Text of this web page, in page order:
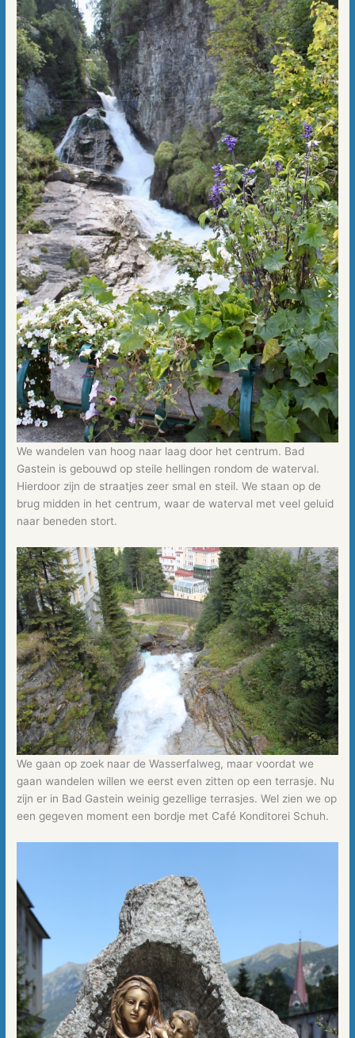
We wandelen van hoog naar laag door het centrum. Bad
Gastein is gebouwd op steile hellingen rondom de waterval.
Hierdoor zijn de straatjes zeer smal en steil. We staan op de
brug midden in het centrum, waar de waterval met veel geluid
naar beneden stort.
We gaan op zoek naar de Wasserfalweg, maar voordat we
gaan wandelen willen we eerst even zitten op een terrasje. Nu
zijn er in Bad Gastein weinig gezellige terrasjes. Wel zien we op
een gegeven moment een bordje met Café Konditorei Schuh.